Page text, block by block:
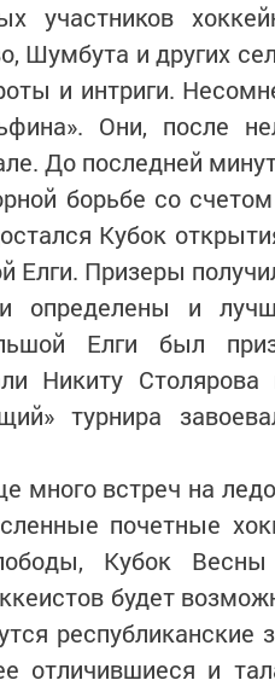
участников
Шумбута и других
и интриги.
Они, после
До последней
борьбе со
Кубок
Елги. Призеры
определены и
Елги был
Никиту
турнира
много встреч на
почетные
Кубок
будет
отличившиеся и